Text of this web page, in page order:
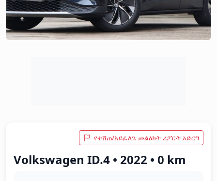
የተሸጠ/አይፈለጌ መልዕክት ሪፖርት አድርግ
Volkswagen ID.4 • 2022 • 0 km